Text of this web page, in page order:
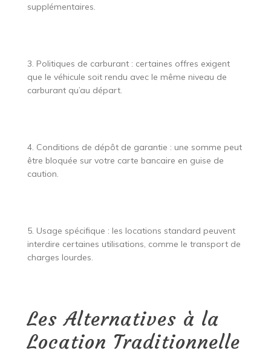
supplémentaires.
3. Politiques de carburant : certaines offres exigent
que le véhicule soit rendu avec le même niveau de
carburant qu’au départ.
4. Conditions de dépôt de garantie : une somme peut
être bloquée sur votre carte bancaire en guise de
caution.
5. Usage spécifique : les locations standard peuvent
interdire certaines utilisations, comme le transport de
charges lourdes.
Les Alternatives à la
Location Traditionnelle